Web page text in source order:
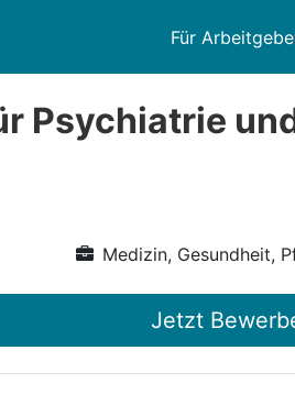
Für
Psychiatrie
Medizin, Gesundheit,
Jetzt